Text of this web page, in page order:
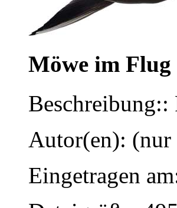
Möwe im Flug
Autor(en):
Eingetragen